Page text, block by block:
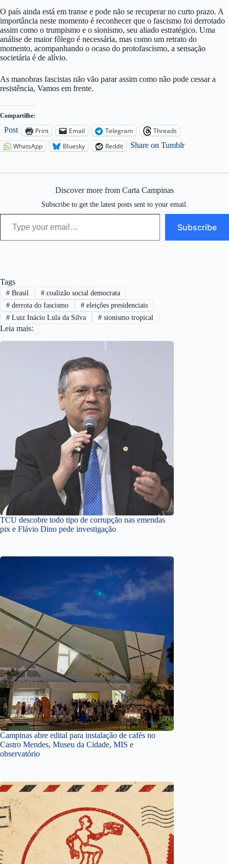
O país ainda está em transe e pode não se recuperar no curto prazo. A
importância neste momento é reconhecer que o fascismo foi derrotado
assim como o trumpismo e o sionismo, seu aliado estratégico. Uma
análise de maior fôlego é necessária, mas como um retrato do
momento, acompanhando o ocaso do protofascismo, a sensação
societária é de alívio.
As manobras fascistas não vão parar assim como não pode cessar a
resistência, Vamos em frente.
Compartilhe:
Post Print Email Telegram
Threads
WhatsApp
Bluesky Reddit Share on Tumblr
Discover more from Carta Campinas
Subscribe to get the latest posts sent to your email.
Type your email…
Subscribe
Tags
#Brasil #coalizão social democrata
#derrota do fascismo #eleições presidenciais
#Luiz Inácio Lula da Silva #sionismo tropical
Leia mais:
TCU descobre todo tipo de corrupção nas emendas
pix e Flávio Dino pede investigação
Campinas abre edital para instalação de cafés no
Castro Mendes, Museu da Cidade, MIS e
observatório